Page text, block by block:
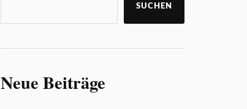
SUCHEN
Neue Beiträge